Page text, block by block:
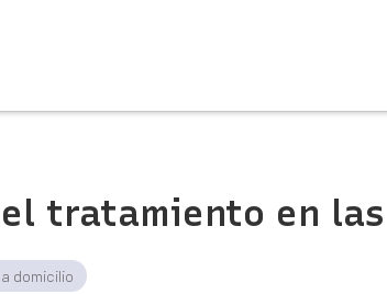
tratamiento en
domicilio